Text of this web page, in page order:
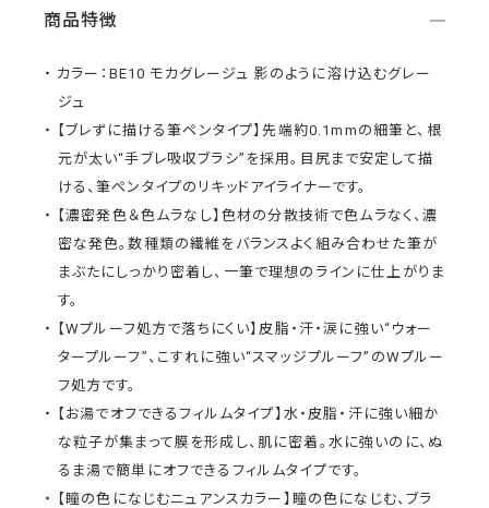
商品特徴
カラー：BE10 モカグレージュ 影のように溶け込むグレー
ジュ
【ブレずに描ける筆ペンタイプ】先端約0.1mmの細筆と、根
元が太い“手ブレ吸収ブラシ”を採用。目尻まで安定して描
ける、筆ペンタイプのリキッドアイライナーです。
【濃密発色＆色ムラなし】色材の分散技術で色ムラなく、濃
密な発色。数種類の繊維をバランスよく組み合わせた筆が
まぶたにしっかり密着し、一筆で理想のラインに仕上がりま
す。
【Wプルーフ処方で落ちにくい】皮脂・汗・涙に強い“ウォー
タープルーフ”、こすれに強い“スマッジプルーフ”のWプルー
フ処方です。
【お湯でオフできるフィルムタイプ】水・皮脂・汗に強い細か
な粒子が集まって膜を形成し、肌に密着。水に強いのに、ぬ
るま湯で簡単にオフできるフィルムタイプです。
【瞳の色になじむニュアンスカラー】瞳の色になじむ、ブラ